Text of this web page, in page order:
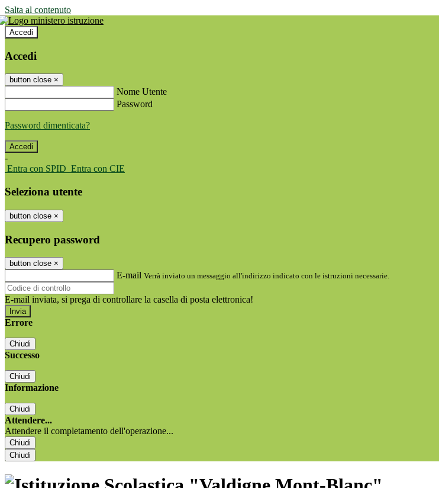
Salta al contenuto
Accedi
Accedi
button close ×
Nome Utente
Password
Password dimenticata?
-
Entra con SPID Entra con CIE
Seleziona utente
button close ×
Recupero password
button close ×
E-mail Verrà inviato un messaggio all'indirizzo indicato con le istruzioni necessarie.
E-mail inviata, si prega di controllare la casella di posta elettronica!
Errore
Chiudi
Successo
Chiudi
Informazione
Chiudi
Attendere...
Attendere il completamento dell'operazione...
Chiudi
Chiudi